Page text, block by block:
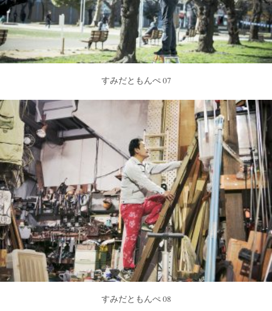
すみだともんぺ 07
すみだともんぺ 08